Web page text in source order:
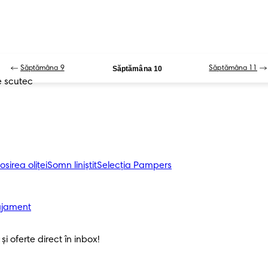
scutec
olițeiSomn liniștitSelecția Pampers
oferte direct în inbox!
Săptămâna 9 Săptămâna 10 Săptămâna 11